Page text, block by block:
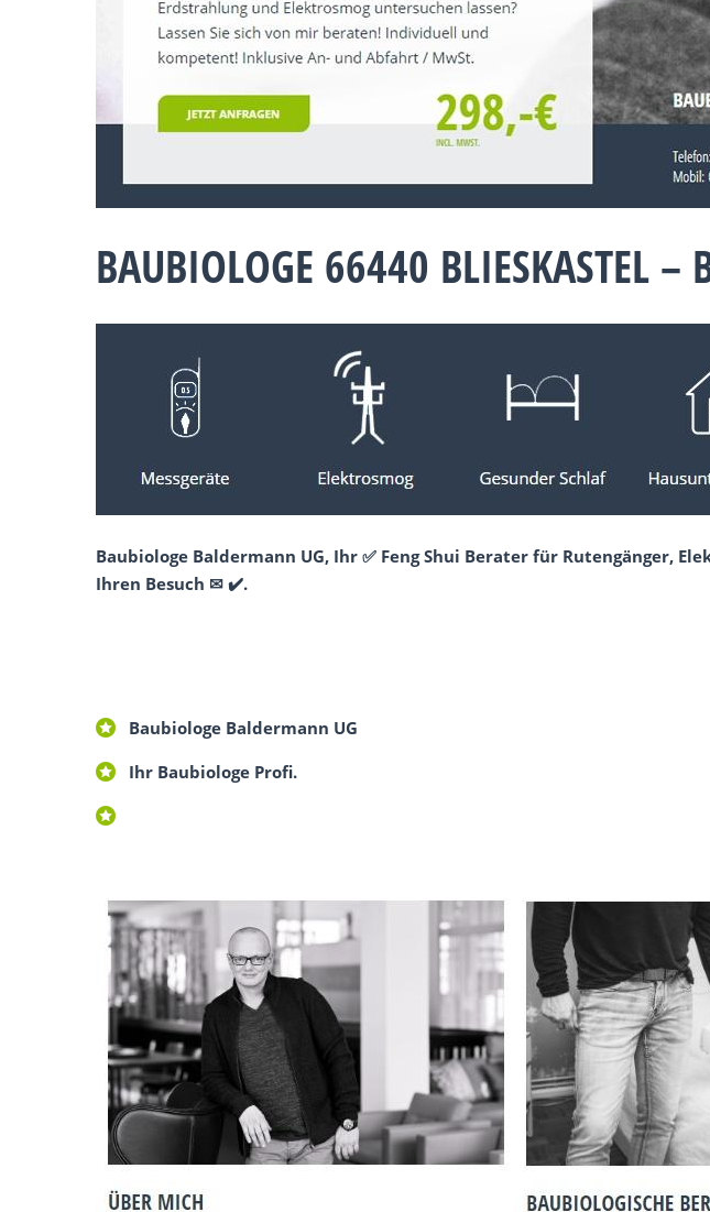
BAUBIOLOGE 66440 BLIESKASTEL
Baubiologe Baldermann UG, Ihr ✅ Feng Shui Berater für Rutengänger,
Ihren Besuch ✉ ✔️.
Baubiologe Baldermann UG
Ihr Baubiologe Profi.